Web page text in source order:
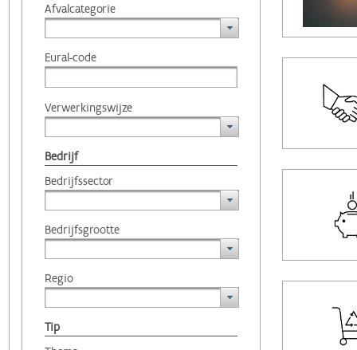
Afvalcategorie
Eural-code
Verwerkingswijze
Bedrijf
Bedrijfssector
Bedrijfsgrootte
Regio
Tip